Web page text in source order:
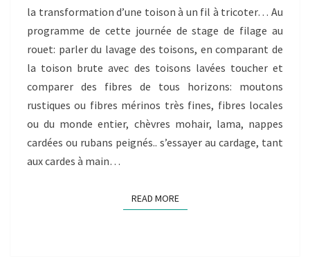
LES
ÉTAPES
DE
LA
TRANSFORMATION
DE
LA
LAINE
la transformation d’une toison à un fil à tricoter… Au
programme de cette journée de stage de filage au
rouet: parler du lavage des toisons, en comparant de
la toison brute avec des toisons lavées toucher et
comparer des fibres de tous horizons: moutons
rustiques ou fibres mérinos très fines, fibres locales
ou du monde entier, chèvres mohair, lama, nappes
cardées ou rubans peignés.. s’essayer au cardage, tant
aux cardes à main…
READ MOREREAD MORE